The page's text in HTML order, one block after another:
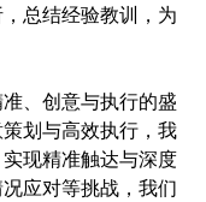
总结经验教训，为
、创意与执行的盛
划与高效执行，我
现精准触达与深度
应对等挑战，我们